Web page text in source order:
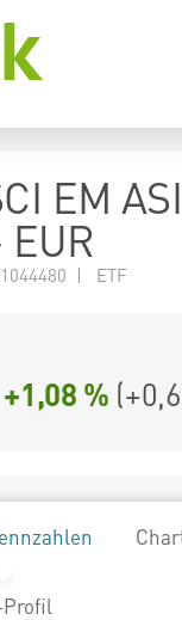
EM
| ETF
+1,08 % (
Profil